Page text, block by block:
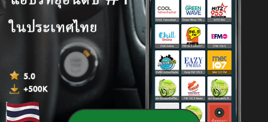
06 มี.ค. 2019
143 - Has #MeToo failed? | Head to Head
แสดงตอนเพิ่มเติม